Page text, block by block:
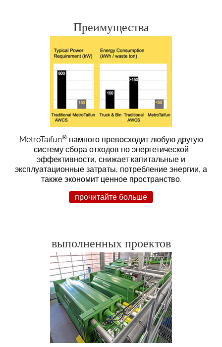
Преимущества
MetroTaifun®намного превосходит любую другую
систему сбора отходов по энергетической
эффективности, снижает капитальные и
эксплуатационные затраты, потребление энергии, а
также экономит ценное пространство.
прочитайте больше
выполненных проектов